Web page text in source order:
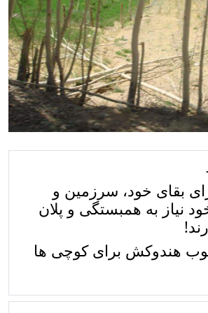
بقای خود، سرزمین و
نیاز به همبستگی و پلان
هندوکش برای کوچی ها